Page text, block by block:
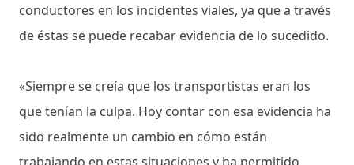
conductores en los incidentes viales, ya que a través
de éstas se puede recabar evidencia de lo sucedido.
«Siempre se creía que los transportistas eran los
que tenían la culpa. Hoy contar con esa evidencia ha
sido realmente un cambio en cómo están